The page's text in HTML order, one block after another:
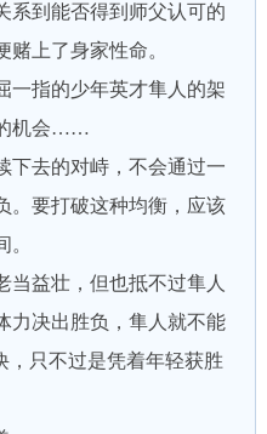
到能否得到师父认可的
上了身家性命。
指的少年英才隼人的架
机会……
去的对峙，不会通过一
。要打破这种均衡，应该
益壮，但也抵不过隼人
力决出胜负，隼人就不能
，只不过是凭着年轻获胜